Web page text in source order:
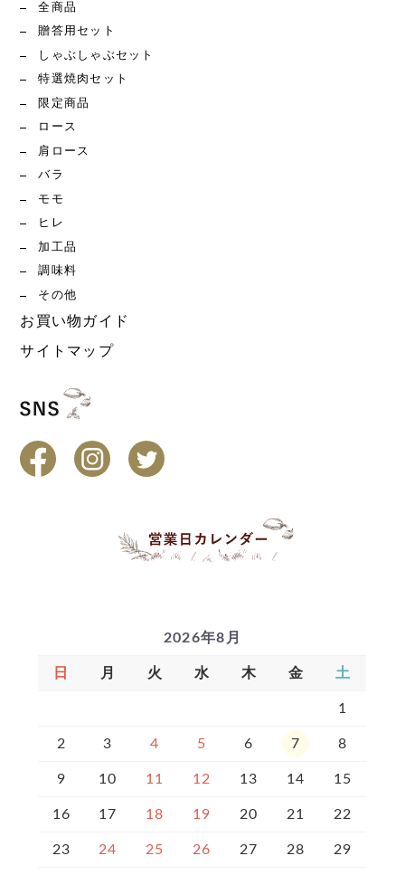
全商品
贈答用セット
しゃぶしゃぶセット
特選焼肉セット
限定商品
ロース
肩ロース
バラ
モモ
ヒレ
加工品
調味料
その他
お買い物ガイド
サイトマップ
2026年8月
日 月 火 水 木 金 土
1
2 3 4 5 6 7 8
9 10 11 12 13 14 15
16 17 18 19 20 21 22
23 24 25 26 27 28 29